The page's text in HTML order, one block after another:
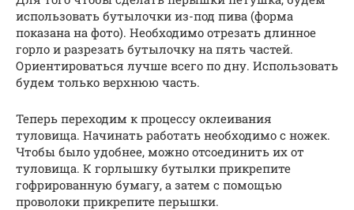
использовать бутылочки из-под пива (форма
показана на фото). Необходимо отрезать длинное
горло и разрезать бутылочку на пять частей.
Ориентироваться лучше всего по дну. Использовать
будем только верхнюю часть.
Теперь переходим к процессу оклеивания
туловища. Начинать работать необходимо с ножек.
Чтобы было удобнее, можно отсоединить их от
туловища. К горлышку бутылки прикрепите
гофрированную бумагу, а затем с помощью
проволоки прикрепите перышки.